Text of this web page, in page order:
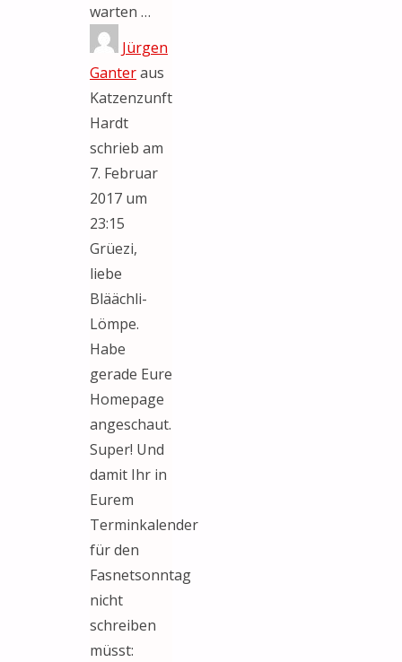
warten …
Jürgen
Ganteraus
Katzenzunft
Hardt
schrieb am
7. Februar
2017 um
23:15
Grüezi,
liebe
Bläächli-
Lömpe.
Habe
gerade Eure
Homepage
angeschaut.
Super! Und
damit Ihr in
Eurem
Terminkalender
für den
Fasnetsonntag
nicht
schreiben
müsst: